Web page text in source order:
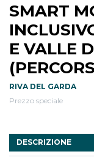
SMART
E VALLE
RIVA DEL GARDA
Prezzo speciale
DESCRIZIONE